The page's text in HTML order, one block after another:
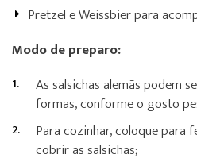
Pretzel e Weissbier para
Modo de preparo:
As salsichas alemãs podem
formas, conforme o gosto
Para cozinhar, coloque para
cobrir as salsichas;